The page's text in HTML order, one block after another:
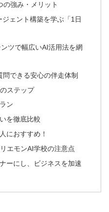
の強み・メリット
ェント構築を学ぶ「1日
ツで幅広いAI活用法を網
できる安心の伴走体制
ステップ
ン
を徹底比較
におすすめ！
エモンAI学校の注意点
ーにし、ビジネスを加速